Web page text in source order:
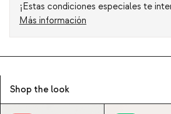
¡Estas condiciones especiales te
Más información
Shop the look